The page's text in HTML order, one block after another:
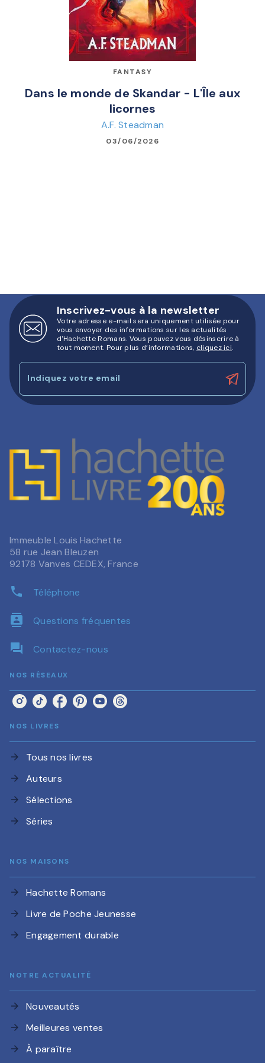
FANTASY
Dans le monde de Skandar - L'Île aux
licornes
A.F. Steadman
03/06/2026
Inscrivez-vous à la newsletter
Votre adresse e-mail sera uniquement utilisée pour
vous envoyer des informations sur les actualités
d'Hachette Romans. Vous pouvez vous désinscrire à
tout moment. Pour plus d’informations, cliquez ici.
Indiquez votre email
Immeuble Louis Hachette
58 rue Jean Bleuzen
92178 Vanves CEDEX, France
phone Téléphone
contacts Questions fréquentes
question_answer Contactez-nous
NOS RÉSEAUX
NOS LIVRES
arrow_forward Tous nos livres
arrow_forward Auteurs
arrow_forward Sélections
arrow_forward Séries
NOS MAISONS
arrow_forward Hachette Romans
arrow_forward Livre de Poche Jeunesse
arrow_forward Engagement durable
NOTRE ACTUALITÉ
arrow_forward Nouveautés
arrow_forward Meilleures ventes
arrow_forward À paraître